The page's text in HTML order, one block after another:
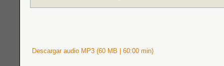
Descargar audio MP3 (60 MB | 60:00 min)